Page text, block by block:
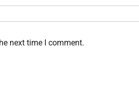
next time I comment.